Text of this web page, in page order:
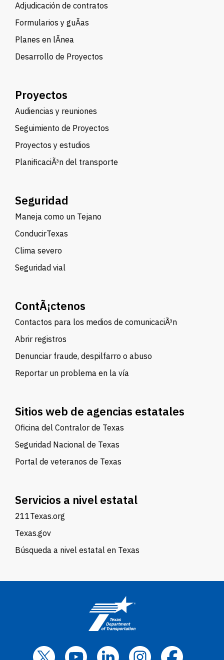
Adjudicación de contratos
Formularios y guÃ­as
Planes en lÃ­nea
Desarrollo de Proyectos
Proyectos
Audiencias y reuniones
Seguimiento de Proyectos
Proyectos y estudios
PlanificaciÃ³n del transporte
Seguridad
Maneja como un Tejano
ConducirTexas
Clima severo
Seguridad vial
ContÃ¡ctenos
Contactos para los medios de comunicaciÃ³n
Abrir registros
Denunciar fraude, despilfarro o abuso
Reportar un problema en la vía
Sitios web de agencias estatales
Oficina del Contralor de Texas
Seguridad Nacional de Texas
Portal de veteranos de Texas
Servicios a nivel estatal
211Texas.org
Texas.gov
Búsqueda a nivel estatal en Texas